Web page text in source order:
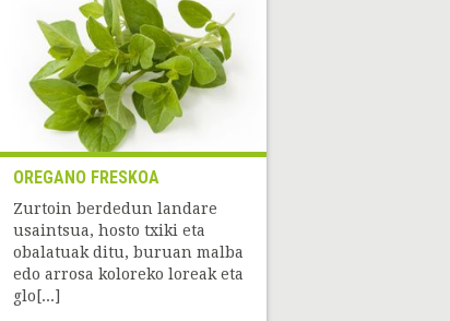
OREGANO FRESKOA
Zurtoin berdedun landare
usaintsua, hosto txiki eta
obalatuak ditu, buruan malba
edo arrosa koloreko loreak eta
glo[...]